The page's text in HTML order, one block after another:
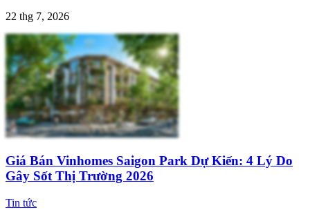
22 thg 7, 2026
Giá Bán Vinhomes Saigon Park Dự Kiến: 4 Lý Do
Gây Sốt Thị Trường 2026
Tin tức